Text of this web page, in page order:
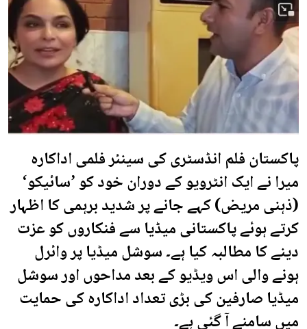
پاکستان فلم انڈسٹری کی سینئر فلمی اداکارہ
میرا نے ایک انٹرویو کے دوران خود کو ’سائیکو‘
(ذہنی مریض) کہے جانے پر شدید برہمی کا اظہار
کرتے ہوئے پاکستانی میڈیا سے فنکاروں کو عزت
دینے کا مطالبہ کیا ہے۔ سوشل میڈیا پر وائرل
ہونے والی اس ویڈیو کے بعد مداحوں اور سوشل
میڈیا صارفین کی بڑی تعداد اداکارہ کی حمایت
میں سامنے آ گئی ہے۔